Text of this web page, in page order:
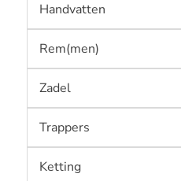
Handvatten
Rem(men)
Zadel
Trappers
Ketting